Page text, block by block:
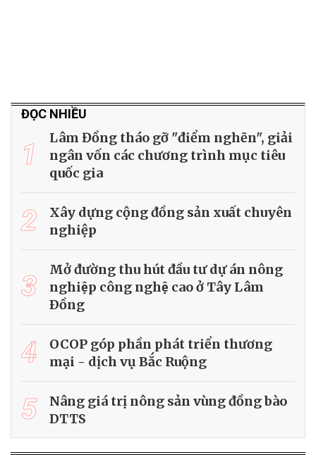
ĐỌC NHIỀU
1
Lâm Đồng tháo gỡ "điểm nghẽn", giải
ngân vốn các chương trình mục tiêu
quốc gia
2
Xây dựng cộng đồng sản xuất chuyên
nghiệp
3
Mở đường thu hút đầu tư dự án nông
nghiệp công nghệ cao ở Tây Lâm
Ðồng
4
OCOP góp phần phát triển thương
mại - dịch vụ Bắc Ruộng
5
Nâng giá trị nông sản vùng đồng bào
DTTS